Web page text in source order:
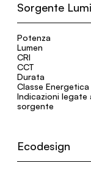
Sorgente
Potenza
Lumen
CRI
CCT
Durata
Classe Energetica
Indicazioni legate
sorgente
Ecodesign